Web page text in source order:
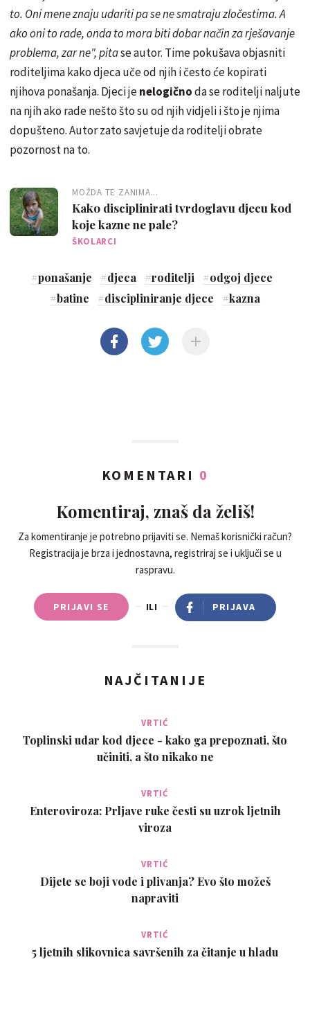
to. Oni mene znaju udariti pa se ne smatraju zločestima. A
ako oni to rade, onda to mora biti dobar način za rješavanje
problema, zar ne", pitase autor. Time pokušava objasniti
roditeljima kako djeca uče od njih i često će kopirati
njihova ponašanja. Djeci jenelogičnoda se roditelji naljute
na njih ako rade nešto što su od njih vidjeli i što je njima
dopušteno. Autor zato savjetuje da roditelji obrate
pozornost na to.
MOŽDA TE ZANIMA...
Kako disciplinirati tvrdoglavu djecu kod
koje kazne ne pale?
ŠKOLARCI
#ponašanje #djeca #roditelji #odgoj djece
#batine #discipliniranje djece #kazna
KOMENTARI 0
Komentiraj, znaš da želiš!
Za komentiranje je potrebno prijaviti se. Nemaš korisnički račun?
Registracija je brza i jednostavna, registriraj se i uključi se u
raspravu.
PRIJAVI SE ILI PRIJAVA
NAJČITANIJE
VRTIĆ
Toplinski udar kod djece - kako ga prepoznati, što
učiniti, a što nikako ne
VRTIĆ
Enteroviroza: Prljave ruke česti su uzrok ljetnih
viroza
VRTIĆ
Dijete se boji vode i plivanja? Evo što možeš
napraviti
VRTIĆ
5 ljetnih slikovnica savršenih za čitanje u hladu